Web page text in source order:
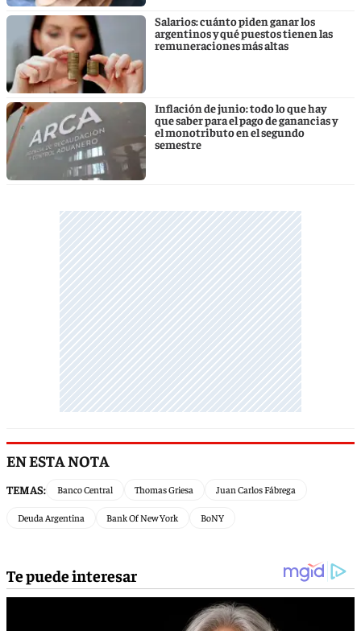
Salarios: cuánto piden ganar los
argentinos y qué puestos tienen las
remuneraciones más altas
Inflación de junio: todo lo que hay
que saber para el pago de ganancias y
el monotributo en el segundo
semestre
EN ESTA NOTA
TEMAS: Banco Central Thomas Griesa Juan Carlos Fábrega
Deuda Argentina Bank Of New York BoNY